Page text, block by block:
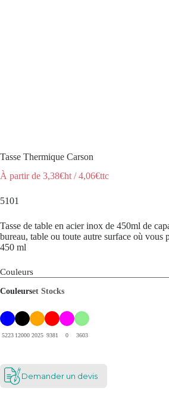
Tasse Thermique Carson
À partir de 3,38€ht /4,06€ttc
5101
Tasse de table en acier inox de 450ml de
bureau, table ou toute autre surface où
450 ml
Couleurs
Couleurset Stocks
5223 12000 2025 9381 0 3603
Demander un devis